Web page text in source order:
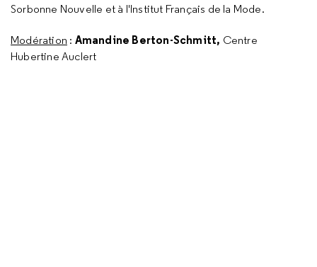
Sorbonne Nouvelle et à l'Institut Français de la Mode.
Modération : Amandine Berton-Schmitt, Centre
Hubertine Auclert